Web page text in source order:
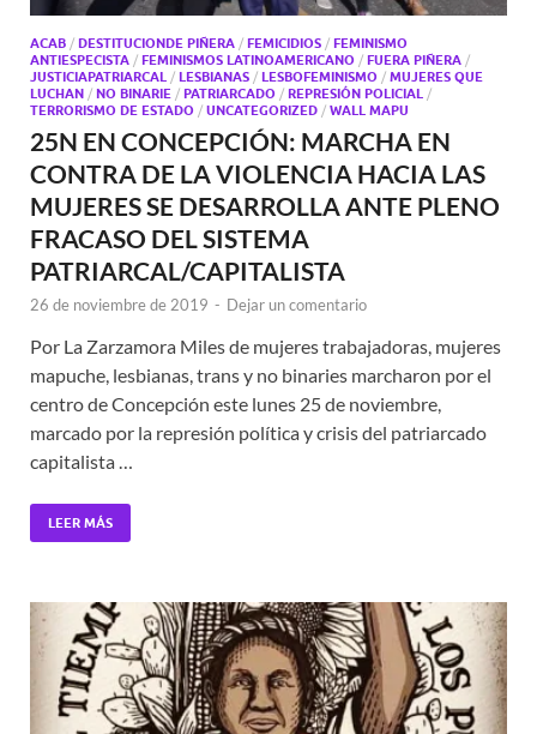
ACAB / DESTITUCIONDE PIÑERA / FEMICIDIOS / FEMINISMO
ANTIESPECISTA / FEMINISMOS LATINOAMERICANO / FUERA PIÑERA /
JUSTICIAPATRIARCAL / LESBIANAS / LESBOFEMINISMO / MUJERES QUE
LUCHAN / NO BINARIE / PATRIARCADO / REPRESIÓN POLICIAL /
TERRORISMO DE ESTADO / UNCATEGORIZED / WALL MAPU
25N EN CONCEPCIÓN: MARCHA EN
CONTRA DE LA VIOLENCIA HACIA LAS
MUJERES SE DESARROLLA ANTE PLENO
FRACASO DEL SISTEMA
PATRIARCAL/CAPITALISTA
26 de noviembre de 2019 - Dejar un comentario
Por La Zarzamora Miles de mujeres trabajadoras, mujeres
mapuche, lesbianas, trans y no binaries marcharon por el
centro de Concepción este lunes 25 de noviembre,
marcado por la represión política y crisis del patriarcado
capitalista …
LEER MÁS